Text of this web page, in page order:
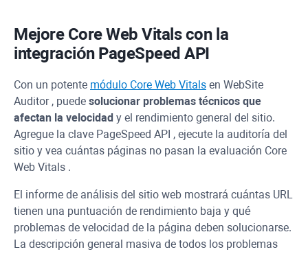
Mejore Core Web Vitalscon la
integración PageSpeed API
Con un potente módulo Core Web Vitals en WebSite
Auditor, puede solucionar problemas técnicos que
afectan la velocidad y el rendimiento general del sitio.
Agregue la clave PageSpeed API , ejecute la auditoría del
sitio y vea cuántas páginas no pasan la evaluación Core
Web Vitals .
El informe de análisis del sitio web mostrará cuántas URL
tienen una puntuación de rendimiento baja y qué
problemas de velocidad de la página deben solucionarse.
La descripción general masiva de todos los problemas